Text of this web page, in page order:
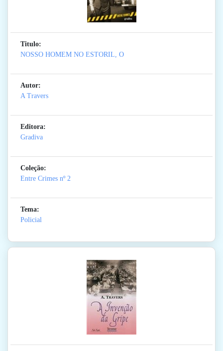
Titulo:
NOSSO HOMEM NO ESTORIL, O
Autor:
A Travers
Editora:
Gradiva
Coleção:
Entre Crimes nº 2
Tema:
Policial